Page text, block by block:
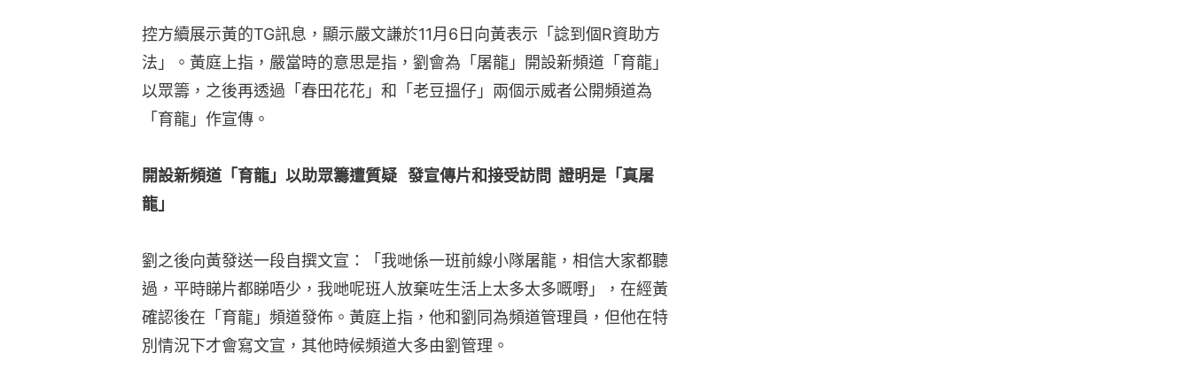
控方續展示黃的TG訊息，顯示嚴文謙於11月6日向黃表示「諗到個R資助方
法」。黃庭上指，嚴當時的意思是指，劉會為「屠龍」開設新頻道「育龍」
以眾籌，之後再透過「春田花花」和「老豆搵仔」兩個示威者公開頻道為
「育龍」作宣傳。
開設新頻道「育龍」以助眾籌遭質疑   發宣傳片和接受訪問  證明是「真屠
龍」
劉之後向黃發送一段自撰文宣：「我哋係一班前線小隊屠龍，相信大家都聽
過，平時睇片都睇唔少，我哋呢班人放棄咗生活上太多太多嘅嘢」，在經黃
確認後在「育龍」頻道發佈。黃庭上指，他和劉同為頻道管理員，但他在特
別情況下才會寫文宣，其他時候頻道大多由劉管理。